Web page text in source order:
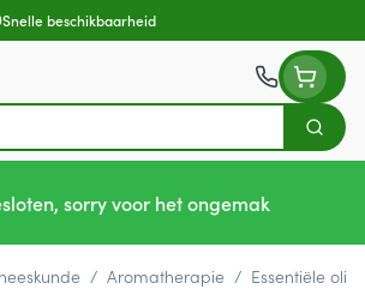
Snelle beschikbaarheid
Zoek
sorry voor het ongemak
/ Aromatherapie / Essentiële oliën